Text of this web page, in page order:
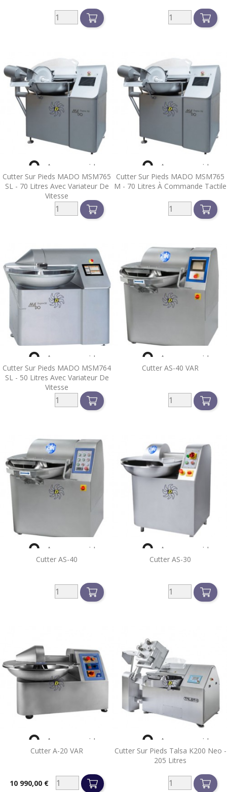
Cutter Sur Pieds MADO MSM765
SL - 70 Litres Avec Variateur De
Vitesse
 Aperçu rapide
Cutter Sur Pieds MADO MSM765
M - 70 Litres À Commande Tactile
 Aperçu rapide
Cutter Sur Pieds MADO MSM764
SL - 50 Litres Avec Variateur De
Vitesse
 Aperçu rapide
Cutter AS-40 VAR
 Aperçu rapide
Cutter AS-40
 Aperçu rapide
Cutter AS-30
 Aperçu rapide
Cutter A-20 VAR
Prix
10 990,00 €
 Aperçu rapide
Cutter Sur Pieds Talsa K200 Neo -
205 Litres
 Aperçu rapide